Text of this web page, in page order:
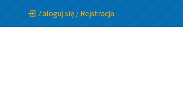
Zaloguj się / Rejstracja